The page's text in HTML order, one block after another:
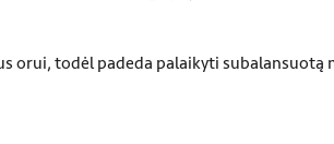
orui, todėl padeda palaikyti subalansuotą